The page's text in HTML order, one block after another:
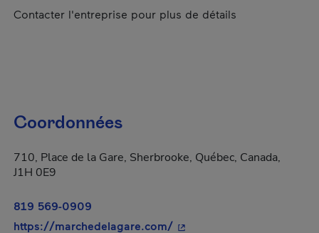
Contacter l'entreprise pour plus de détails
Coordonnées
710, Place de la Gare, Sherbrooke, Québec, Canada,
J1H 0E9
819 569-0909
https://marchedelagare.com/- Cet hyperlien s'ouvrira